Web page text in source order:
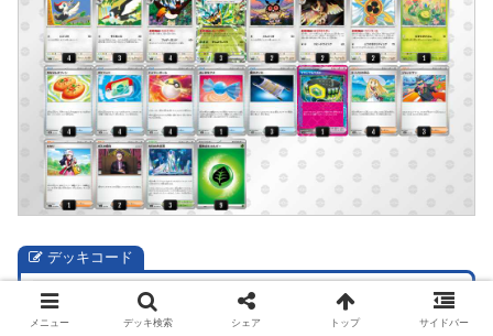
デッキコード
デッキ作成 SMMyRy-19BDPe-Mypyy2
デッキコードをコピーする。
メニュー デッキ検索 シェア トップ サイドバー